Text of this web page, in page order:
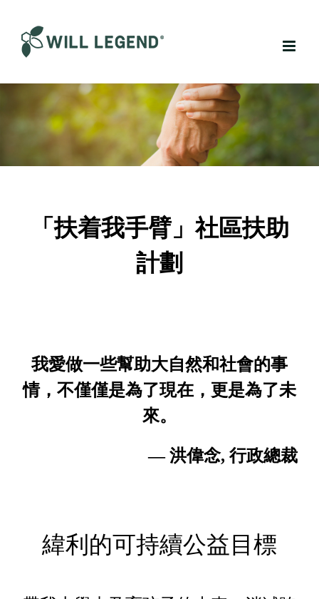
content
「扶着我手臂」社區扶助
計劃
我愛做一些幫助大自然和社會的事
情，不僅僅是為了現在，更是為了未
來。
— 洪偉念, 行政總裁
緯利的可持續公益目標